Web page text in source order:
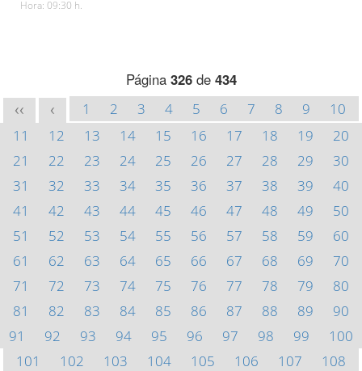
Hora: 09:30 h.
Página 326de 434
<< < 1 2 3 4 5 6 7 8 9
10
11
12 13 14 15 16 17 18 19
20
21
22 23 24 25 26 27 28 29
30
31
32 33 34 35 36 37 38 39
40
41
42 43 44 45 46 47 48 49
50
51
52 53 54 55 56 57 58 59
60
61
62 63 64 65 66 67 68 69
70
71
72 73 74 75 76 77 78 79
80
81
82 83 84 85 86 87 88 89
90
91
92 93 94 95 96 97 98 99
100
101
102 103 104 105 106 107
108